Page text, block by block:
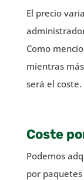
El precio
Como
mientras
será el coste.
Coste
Podemos
por